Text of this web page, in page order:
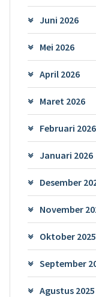
Juni 2026
Mei 2026
April 2026
Maret 2026
Februari 2026
Januari 2026
Desember
November
Oktober 2025
September
Agustus 2025